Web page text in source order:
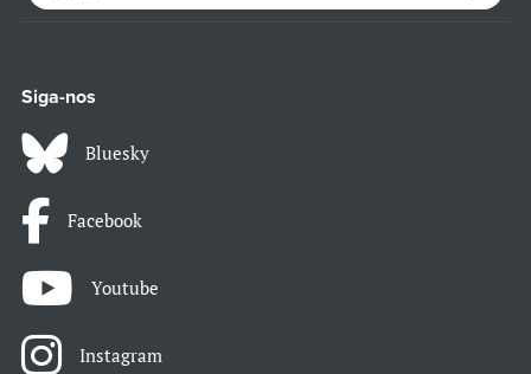
Siga-nos
Bluesky
Facebook
Youtube
Instagram